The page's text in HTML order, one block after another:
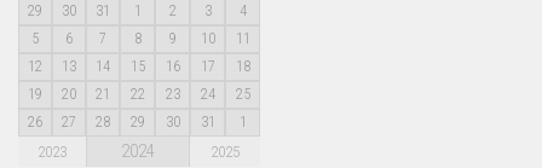
29
30 31 1 2 3
4
5
6 7 8 9 10
11
12
13 14 15 16 17
18
19
20 21 22 23 24
25
26
27 28 29 30 31 1
2023 2024 2025